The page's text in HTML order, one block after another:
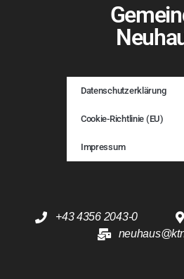
Datenschutzerklärung
Cookie-Richtlinie (EU)
Impressum
+43 4356 2043-0